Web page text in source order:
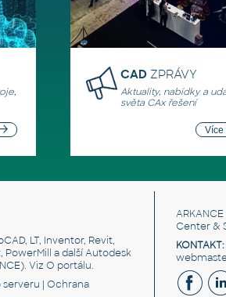
CAD ZPRÁVY
Aktuality, nabídky a
světa CAx řešení
Více
LT, Inventor, Revit,
PowerMill a další Autodesk
Viz O portálu.
| Ochrana
Center &
KONTAKT: